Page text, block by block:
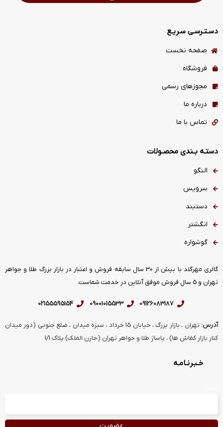
دسـتـرسـی سـریـع
صفحه نخست
فروشگاه
مجوزهای رسمی
درباره ما
تماس با ما
دستـه بـندی محصـولات
النگو
سرویس
دستبند
انگشتر
گوشواره
گالری مهرگلد با بیش از 30 سال سابقه فروش و اعتبار در بازار بزرگ طلا و جواهر
تهران و 5 سال فروش موفق آنلاین در خدمت شماست.
09126083187
09001015533
02155595154
آدرس:
تهران ، بازار بزرگ ، خیابان 15 خرداد ، سبزه میدان ، ضلع جنوبی (دور میدان
کنار بازار کفاش ها) ، پاساژ طلا و جواهر تهران (خازن الملک) پلاک 1/1
خـبـرنـامـه